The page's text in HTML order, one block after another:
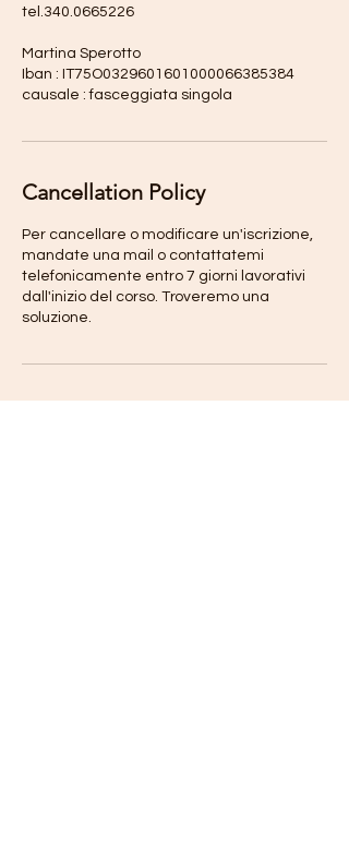
tel.340.0665226
Martina Sperotto
Iban : IT75O0329601601000066385384
Cancellation Policy
Per cancellare o modificare un'iscrizione,
mandate una mail o contattatemi
telefonicamente entro 7 giorni lavorativi
dall'inizio del corso. Troveremo una
soluzione.